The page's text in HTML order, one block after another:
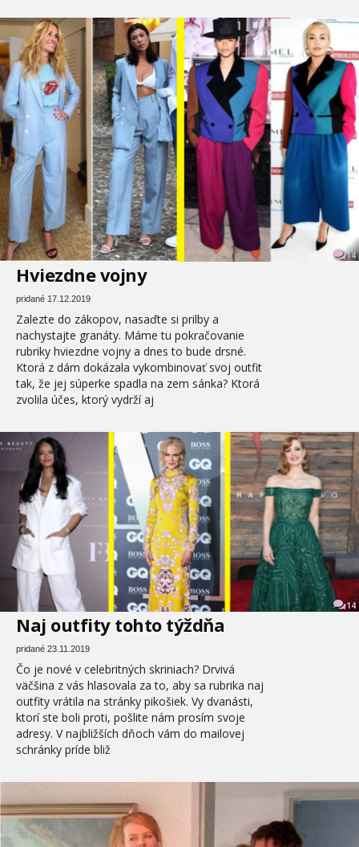
14
Hviezdne vojny
pridané 17.12.2019
Zalezte do zákopov, nasaďte si prilby a
nachystajte granáty. Máme tu pokračovanie
rubriky hviezdne vojny a dnes to bude drsné.
Ktorá z dám dokázala vykombinovať svoj outfit
tak, že jej súperke spadla na zem sánka? Ktorá
zvolila účes, ktorý vydrží aj
14
Naj outfity tohto týždňa
pridané 23.11.2019
Čo je nové v celebritných skriniach? Drvivá
väčšina z vás hlasovala za to, aby sa rubrika naj
outfity vrátila na stránky pikošiek. Vy dvanásti,
ktorí ste boli proti, pošlite nám prosím svoje
adresy. V najbližších dňoch vám do mailovej
schránky príde bliž